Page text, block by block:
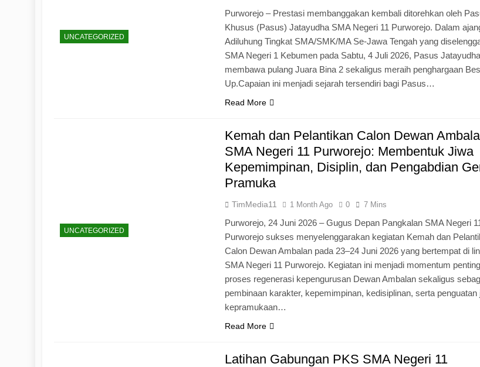
UNCATEGORIZED
Purworejo – Prestasi membanggakan kembali ditorehkan oleh
Khusus (Pasus) Jatayudha SMA Negeri 11 Purworejo. Dalam
Adiluhung Tingkat SMA/SMK/MA Se-Jawa Tengah yang
SMA Negeri 1 Kebumen pada Sabtu, 4 Juli 2026, Pasus
membawa pulang Juara Bina 2 sekaligus meraih penghargaan
Up.Capaian ini menjadi sejarah tersendiri bagi Pasus…
Read More
UNCATEGORIZED
Kemah dan Pelantikan Calon Dewan
SMA Negeri 11 Purworejo: Membentuk Jiwa
Kepemimpinan, Disiplin, dan Pengabdian
Pramuka
TimMedia11 1 Month Ago 0 7 Mins
Purworejo, 24 Juni 2026 – Gugus Depan Pangkalan SMA Negeri
Purworejo sukses menyelenggarakan kegiatan Kemah dan
Calon Dewan Ambalan pada 23–24 Juni 2026 yang bertempat di
SMA Negeri 11 Purworejo. Kegiatan ini menjadi momentum
proses regenerasi kepengurusan Dewan Ambalan sekaligus
pembinaan karakter, kepemimpinan, kedisiplinan, serta penguatan
kepramukaan…
Read More
Latihan Gabungan PKS SMA Negeri 11